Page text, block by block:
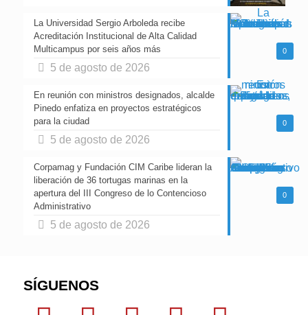
0
La Universidad Sergio Arboleda recibe
Acreditación Institucional de Alta Calidad
Multicampus por seis años más
5 de agosto de 2026
0
En reunión con ministros designados, alcalde
Pinedo enfatiza en proyectos estratégicos
para la ciudad
5 de agosto de 2026
0
Corpamag y Fundación CIM Caribe lideran la
liberación de 36 tortugas marinas en la
apertura del III Congreso de lo Contencioso
Administrativo
5 de agosto de 2026
SÍGUENOS